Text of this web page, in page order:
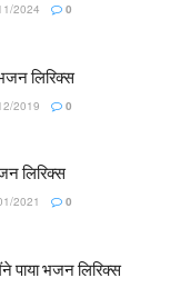
2024 0
लिरिक्स
2019 0
लिरिक्स
2021 0
पाया भजन लिरिक्स